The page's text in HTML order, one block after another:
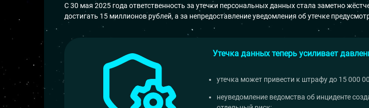
С 30 мая 2025 года ответственность за утечки персональных данных стала заметно
достигать 15 миллионов рублей, а за непредоставление уведомления об утечке
Утечка данных теперь усиливает
утечка может привести к штрафу до 15 000
неуведомление ведомства об инциденте